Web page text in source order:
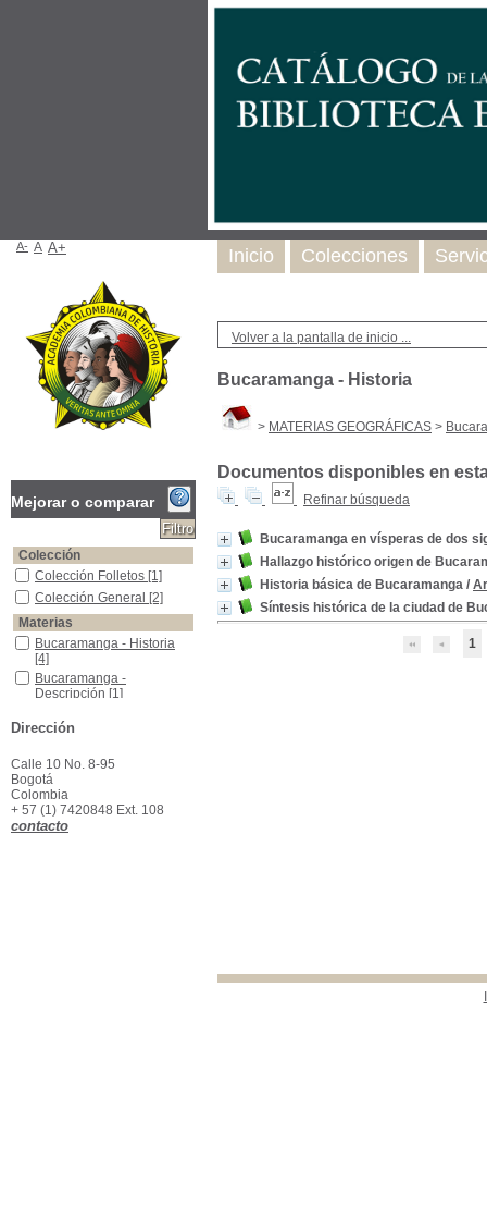
Volver a la pantalla de inicio ...
Bucaramanga - Historia
> MATERIAS GEOGRÁFICAS >
Documentos disponibles en
Refinar búsqueda
Bucaramanga en vísperas de dos
Hallazgo histórico origen de
Historia básica de Bucaramanga /
Síntesis histórica de la ciudad de
1
Inicio Colecciones
A- A A+
Mejorar o comparar
Colección
Colección Folletos
Colección Folletos [1]
Colección General
Colección General [2]
Materias
Bucaramanga - Historia
Bucaramanga - Historia
[4]
Bucaramanga - Descripción
Bucaramanga -
Descripción [1]
Dirección
Calle 10 No. 8-95
Bogotá
Colombia
+ 57 (1) 7420848 Ext. 108
contacto